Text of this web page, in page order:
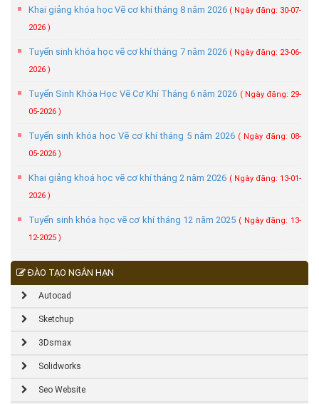
Khai giảng khóa học Vẽ cơ khí tháng 8 năm 2026 ( Ngày đăng: 30-07-
2026 )
Tuyển sinh khóa học vẽ cơ khí tháng 7 năm 2026 ( Ngày đăng: 23-06-
2026 )
Tuyển Sinh Khóa Học Vẽ Cơ Khí Tháng 6 năm 2026 ( Ngày đăng: 29-
05-2026 )
Tuyển sinh khóa học Vẽ cơ khí tháng 5 năm 2026 ( Ngày đăng: 08-
05-2026 )
Khai giảng khoá học vẽ cơ khí tháng 2 năm 2026 ( Ngày đăng: 13-01-
2026 )
Tuyển sinh khóa học vẽ cơ khí tháng 12 năm 2025 ( Ngày đăng: 13-
12-2025 )
ĐÀO TẠO NGẮN HẠN
Autocad
Sketchup
3Dsmax
Solidworks
Seo Website